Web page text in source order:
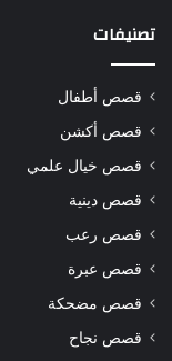
تصنيفات
قصص أطفال
قصص أكشن
قصص خيال علمي
قصص دينية
قصص رعب
قصص عبرة
قصص مضحكة
قصص نجاح